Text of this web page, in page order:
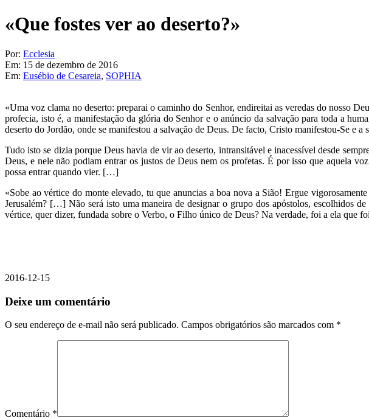
«Que fostes ver ao deserto?»
Por: Ecclesia
Em: 15 de dezembro de 2016
Em: Eusébio de Cesareia, SOPHIA
«Uma voz clama no deserto: preparai o caminho do Senhor, endireitai as veredas do nosso
profecia, isto é, a manifestação da glória do Senhor e o anúncio da salvação para toda a
deserto do Jordão, onde se manifestou a salvação de Deus. De facto, Cristo manifestou-Se e
Tudo isto se dizia porque Deus havia de vir ao deserto, intransitável e inacessível desde
Deus, e nele não podiam entrar os justos de Deus nem os profetas. É por isso que aquela
possa entrar quando vier. […]
«Sobe ao vértice do monte elevado, tu que anuncias a boa nova a Sião! Ergue
Jerusalém? […] Não será isto uma maneira de designar o grupo dos apóstolos, escolhidos
vértice, quer dizer, fundada sobre o Verbo, o Filho único de Deus? Na verdade, foi a ela que
2016-12-15
Deixe um comentário
O seu endereço de e-mail não será publicado. Campos obrigatórios são marcados com *
Comentário *